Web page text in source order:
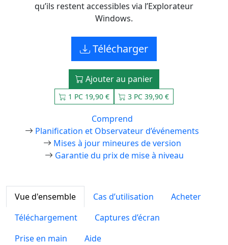
qu’ils restent accessibles via l’Explorateur
Windows.
Télécharger
Ajouter au panier
1 PC 19,90 € 3 PC 39,90 €
Comprend
Planification et Observateur d’événements
Mises à jour mineures de version
Garantie du prix de mise à niveau
Vue d'ensemble Cas d’utilisation
Acheter
Téléchargement
Captures d’écran
Prise en main
Aide